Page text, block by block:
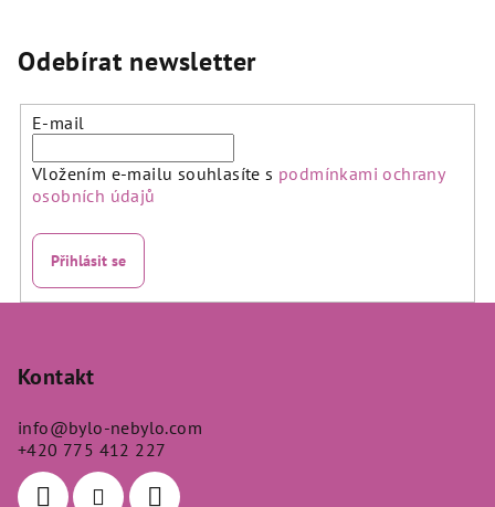
Odebírat newsletter
E-mail
Vložením e-mailu souhlasíte s podmínkami ochrany
osobních údajů
Přihlásit se
Kontakt
info@bylo-nebylo.com
+420 775 412 227